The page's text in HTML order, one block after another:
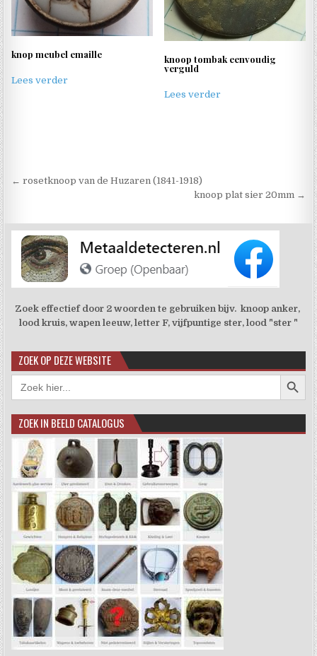
knop meubel emaille
Lees verder
knoop tombak eenvoudig
verguld
Lees verder
Berichtnavigatie
← rosetknoop van de Huzaren (1841-1918)
knoop plat sier 20mm →
Zoek effectief door 2 woorden te gebruiken bijv. knoop anker,
lood kruis, wapen leeuw, letter F, vijfpuntige ster, lood "ster "
ZOEK OP DEZE WEBSITE
Zoek
naar:
ZOEK IN BEELD CATALOGUS